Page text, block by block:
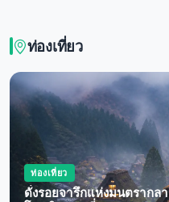
ท่องเที่ยว
ท่องเที่ยว
ดั่งรอยจารึกแห่งมนตราก